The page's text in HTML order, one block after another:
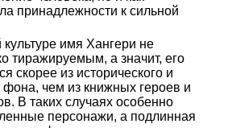
принадлежности к сильной
имя Хангери не
тиражируемым, а значит, его
скорее из исторического и
фона, чем из книжных героев и
В таких случаях особенно
персонажи, а подлинная